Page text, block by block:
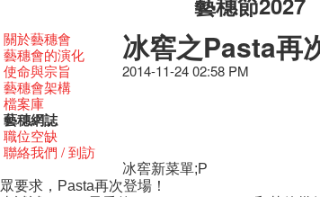
關於藝穗會
藝穗會的演化
使命與宗旨
藝穗會架構
檔案庫
藝穗網誌
職位空缺
聯絡我們 / 到訪
冰​窖之Pasta再
2014-11-24 02:58 PM
冰​窖​新​菜​單​;P
要求， Pasta再次登場！